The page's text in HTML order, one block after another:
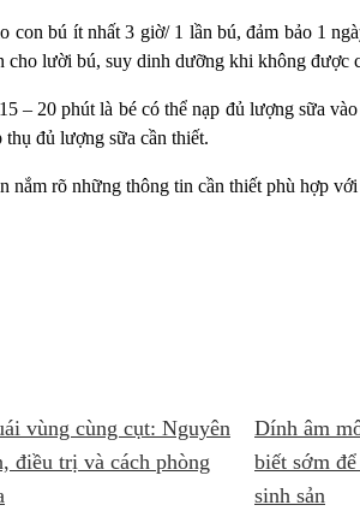
con bú ít nhất 3 giờ/ 1 lần bú, đảm bảo 1
cho lười bú, suy dinh dưỡng khi không được
– 20 phút là bé có thể nạp đủ lượng sữa
đủ lượng sữa cần thiết.
nắm rõ những thông tin cần thiết phù hợp
vùng cùng cụt: Nguyên
điều trị và cách phòng
Dính âm
biết sớm
sinh sản